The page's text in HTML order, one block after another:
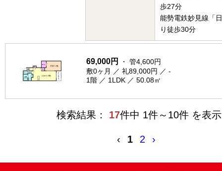
歩27分
能勢電鉄妙見線「
り徒歩30分
69,000円
・ 管4,600円
敷0ヶ月 ／ 礼89,000円 ／ -
1階 ／ 1LDK ／ 50.08㎡
検索結果： 17件中 1件～10件 を表示
‹ 1 2 ›